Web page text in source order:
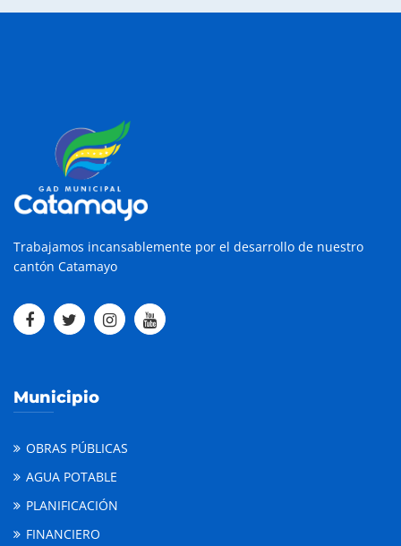
Trabajamos incansablemente por el desarrollo de nuestro
cantón Catamayo
Municipio
OBRAS PÚBLICAS
AGUA POTABLE
PLANIFICACIÓN
FINANCIERO